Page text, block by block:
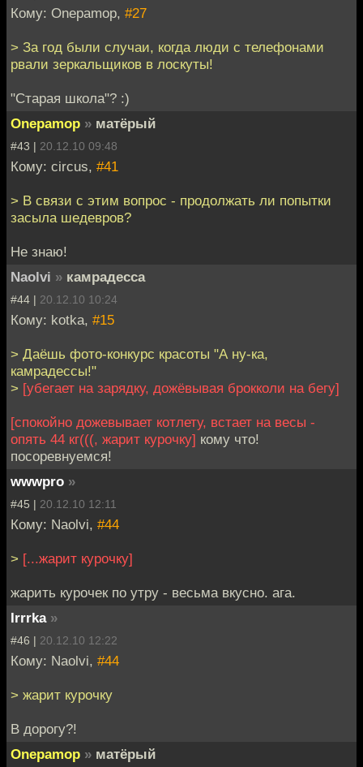
Кому: Onepamop, #27
> За год были случаи, когда люди с телефонами
рвали зеркальщиков в лоскуты!
"Старая школа"? :)
Onepamop » матёрый
#43 | 20.12.10 09:48
Кому: circus, #41
> В связи с этим вопрос - продолжать ли попытки
засыла шедевров?
Не знаю!
Naolvi » камрадесса
#44 | 20.12.10 10:24
Кому: kotka, #15
> Даёшь фото-конкурс красоты "А ну-ка,
камрадессы!"
> [убегает на зарядку, дожёвывая брокколи на бегу]
[спокойно дожевывает котлету, встает на весы -
опять 44 кг(((, жарит курочку] кому что!
посоревнуемся!
wwwpro »
#45 | 20.12.10 12:11
Кому: Naolvi, #44
> [...жарит курочку]
жарить курочек по утру - весьма вкусно. ага.
Irrrka »
#46 | 20.12.10 12:22
Кому: Naolvi, #44
> жарит курочку
В дорогу?!
Onepamop » матёрый